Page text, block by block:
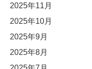
2025年11月
2025年10月
2025年9月
2025年8月